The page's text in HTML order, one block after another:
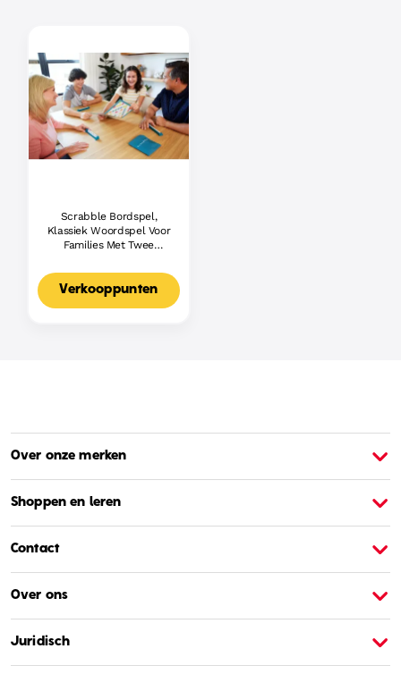
Scrabble Bordspel,
Klassiek Woordspel Voor
Families Met Twee
Voor 2-4 Spelers,
Nederlandse Editie
Verkooppunten
Over onze merken
Shoppen en leren
Contact
Over ons
Juridisch